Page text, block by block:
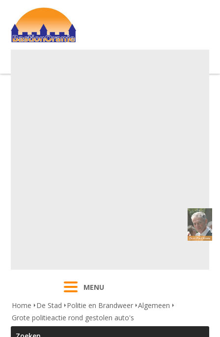
MENU
Home
De Stad Politie en Brandweer Algemeen
Grote politieactie rond gestolen auto's